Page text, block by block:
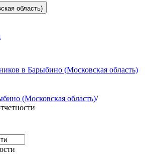
область)
в Барыбино (Московская область)
(Московская область)/